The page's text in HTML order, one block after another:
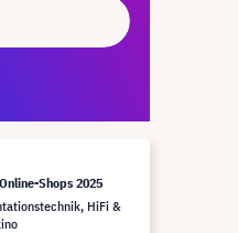
Shops 2025
HiFi &